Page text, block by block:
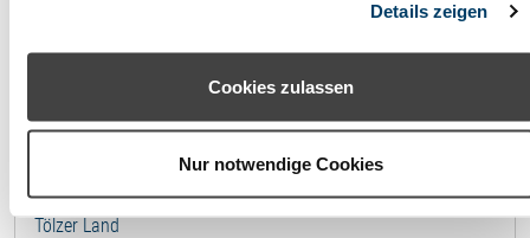
Cookies“ ohne die Erklärung einer Einwilligung fortfahren. In
diesem Fall werden nur notwendige Cookies verwendet. Sie
können Ihre Einwilligung jederzeit unter den Cookie-
Details zeigen
Cookies zulassen
Nur notwendige Cookies
Starnberger Fünf-Seen-Land
Steigerwald
Städte in Ostbayern
Tölzer Land